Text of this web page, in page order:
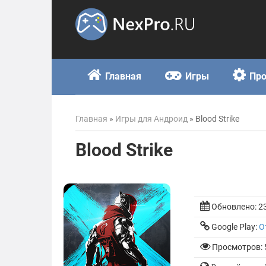
Главная Игры
Главная » Игры для Андроид » Blood Strike
Blood Strike
Обновлено:
Google Play:
Просмотров: